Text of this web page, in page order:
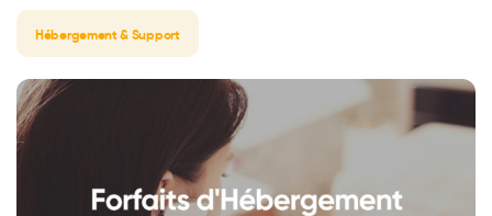
Hébergement & Support